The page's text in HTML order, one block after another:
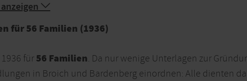
für 56 Familien (1936)
für56 Familien. Da nur wenige Unterlagen zur
in Broich und Bardenberg einordnen: Alle dienten